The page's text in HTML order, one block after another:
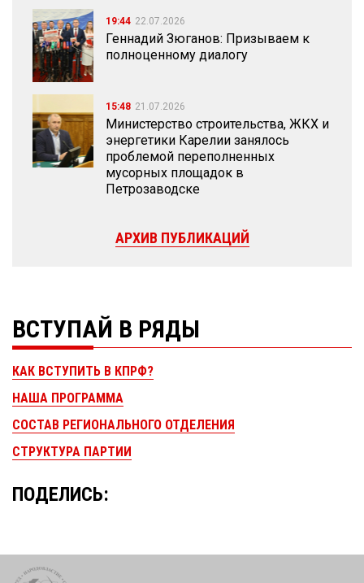
19:44 22.07.2026
Геннадий Зюганов: Призываем к
полноценному диалогу
15:48 21.07.2026
Министерство строительства, ЖКХ и
энергетики Карелии занялось
проблемой переполненных
мусорных площадок в
Петрозаводске
АРХИВ ПУБЛИКАЦИЙ
ВСТУПАЙ В РЯДЫ
КАК ВСТУПИТЬ В КПРФ?
НАША ПРОГРАММА
СОСТАВ РЕГИОНАЛЬНОГО ОТДЕЛЕНИЯ
СТРУКТУРА ПАРТИИ
ПОДЕЛИСЬ: